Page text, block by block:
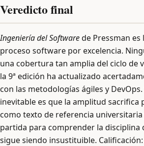
Veredicto final
Ingeniería del Softwarede Pressman es
proceso software por excelencia.
una cobertura tan amplia del ciclo de
la 9ª edición ha actualizado
con las metodologías ágiles y
inevitable es que la amplitud
como texto de referencia
partida para comprender la disciplina
sigue siendo insustituible.